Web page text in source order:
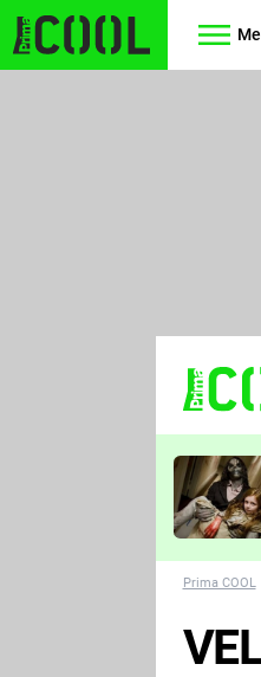
TŘESKU
FUTURAMA
Prima COOL